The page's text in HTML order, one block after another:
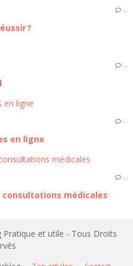
…
?
…
…
en ligne
…
consultations médicales
et utile - Tous Droits